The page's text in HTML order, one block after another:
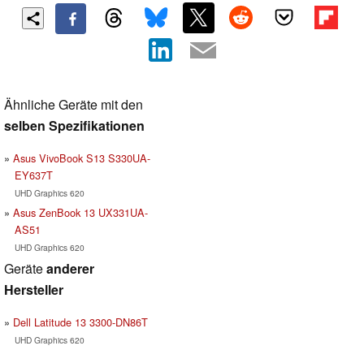
Ähnliche Geräte mit den
selben Spezifikationen
Asus VivoBook S13 S330UA-
EY637T
UHD Graphics 620
Asus ZenBook 13 UX331UA-
AS51
UHD Graphics 620
Geräteanderer
Hersteller
Dell Latitude 13 3300-DN86T
UHD Graphics 620